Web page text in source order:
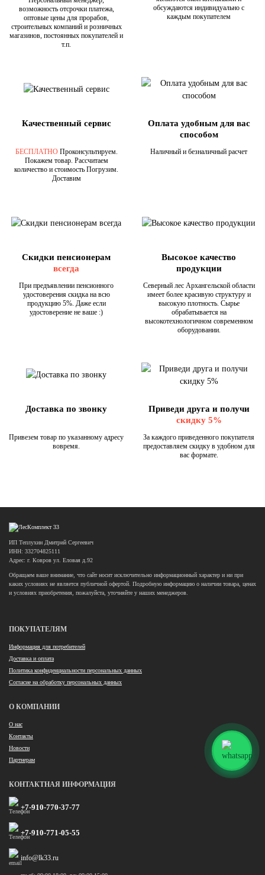
возможность отсрочки платежа,
оптовые цены для прорабов,
строительных компаний и розничных
магазинов, постоянных покупателей и
т.п.
обсуждаются индивидуально с
каждым покупателем
Качественный сервис
БЕСПЛАТНОПроконсультируем.
Покажем товар. Рассчитаем
количество и стоимость Погрузим.
Доставим
Оплата удобным для вас
способом
Наличный и безналичный расчет
Скидки пенсионерам
всегда
При предъявлении пенсионного
удостоверения скидка на всю
продукцию 5%. Даже если
удостоверение не ваше :)
Высокое качество
продукции
Северный лес Архангельской области
имеет более красивую структуру и
высокую плотность. Сырье
обрабатывается на
высокотехнологичном современном
оборудовании.
Доставка по звонку
Привезем товар по указанному адресу
вовремя.
Приведи друга и получи
скидку 5%
За каждого приведенного покупателя
предоставляем скидку в удобном для
вас формате.
ИП Теплухин Дмитрий Сергеевич
ИНН: 332704825111
Адрес: г. Ковров ул. Еловая д.92
Обращаем ваше внимание, что сайт носит исключительно информационный характер и ни при
каких условиях не является публичной офертой. Подробную информацию о наличии товара, ценах
и условиях приобретения, пожалуйста, уточняйте у наших менеджеров.
ПОКУПАТЕЛЯМ
Информация для потребителей
Доставка и оплата
Политика конфиденциальности персональных данных
Согласие на обработку персональных данных
О КОМПАНИИ
О нас
Контакты
Новости
Партнерам
КОНТАКТНАЯ ИНФОРМАЦИЯ
+7-910-770-37-77
+7-910-771-05-55
info@lk33.ru